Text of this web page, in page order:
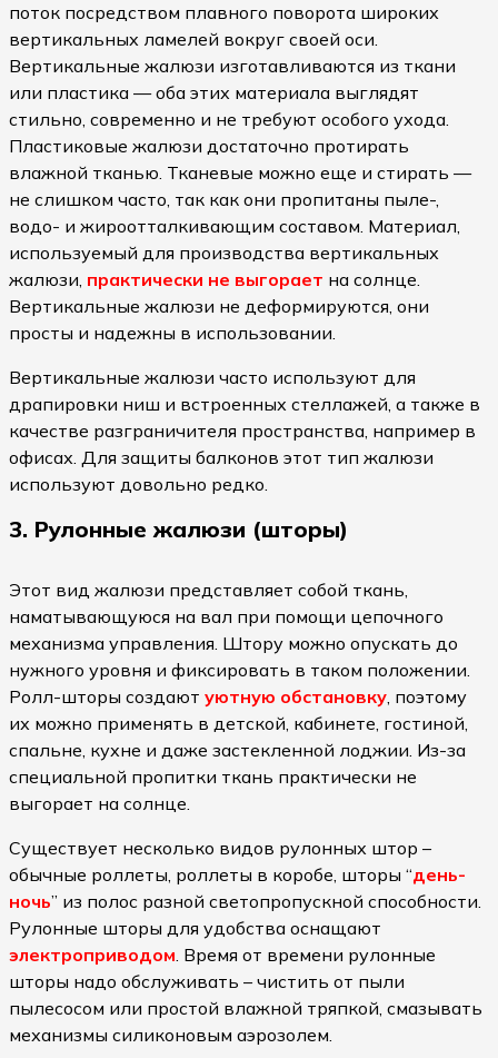
поток посредством плавного поворота широких
вертикальных ламелей вокруг своей оси.
Вертикальные жалюзи изготавливаются из ткани
или пластика — оба этих материала выглядят
стильно, современно и не требуют особого ухода.
Пластиковые жалюзи достаточно протирать
влажной тканью. Тканевые можно еще и стирать —
не слишком часто, так как они пропитаны пыле-,
водо- и жироотталкивающим составом. Материал,
используемый для производства вертикальных
жалюзи, практически не выгорает на солнце.
Вертикальные жалюзи не деформируются, они
просты и надежны в использовании.
Вертикальные жалюзи часто используют для
драпировки ниш и встроенных стеллажей, а также в
качестве разграничителя пространства, например в
офисах. Для защиты балконов этот тип жалюзи
используют довольно редко.
3. Рулонные жалюзи (шторы)
Этот вид жалюзи представляет собой ткань,
наматывающуюся на вал при помощи цепочного
механизма управления. Штору можно опускать до
нужного уровня и фиксировать в таком положении.
Ролл-шторы создают уютную обстановку , поэтому
их можно применять в детской, кабинете, гостиной,
спальне, кухне и даже застекленной лоджии. Из-за
специальной пропитки ткань практически не
выгорает на солнце.
Существует несколько видов рулонных штор –
обычные роллеты, роллеты в коробе, шторы “день-
ночь” из полос разной светопропускной способности.
Рулонные шторы для удобства оснащают
электроприводом . Время от времени рулонные
шторы надо обслуживать – чистить от пыли
пылесосом или простой влажной тряпкой, смазывать
механизмы силиконовым аэрозолем.